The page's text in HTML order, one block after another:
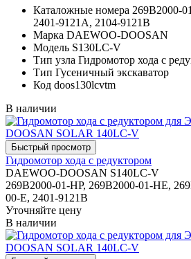
Каталожные номера 269B2000-
2401-9121A, 2104-9121B
Марка DAEWOO-DOOSAN
Модель S130LC-V
Тип узла Гидромотор хода с
Тип Гусеничный экскаватор
Код doos130lcvtm
В наличии
Гидромотор хода с редуктором
DAEWOO-DOOSAN S140LC-V
269B2000-01-HP, 269B2000-01-HE,
00-E, 2401-9121B
Уточняйте цену
В наличии